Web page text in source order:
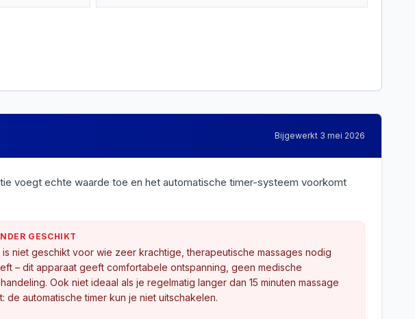
Bijgewerkt 3 mei 2026
voegt echte waarde toe en het automatische timer-systeem voorkomt
GESCHIKT
is niet geschikt voor wie zeer krachtige, therapeutische massages nodig
– dit apparaat geeft comfortabele ontspanning, geen medische
Ook niet ideaal als je regelmatig langer dan 15 minuten massage
de automatische timer kun je niet uitschakelen.